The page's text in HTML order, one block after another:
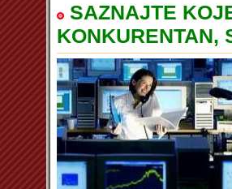
SAZNAJTE
KONKURENTAN,